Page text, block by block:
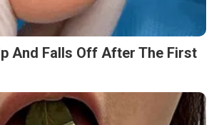
And Falls Off After The First